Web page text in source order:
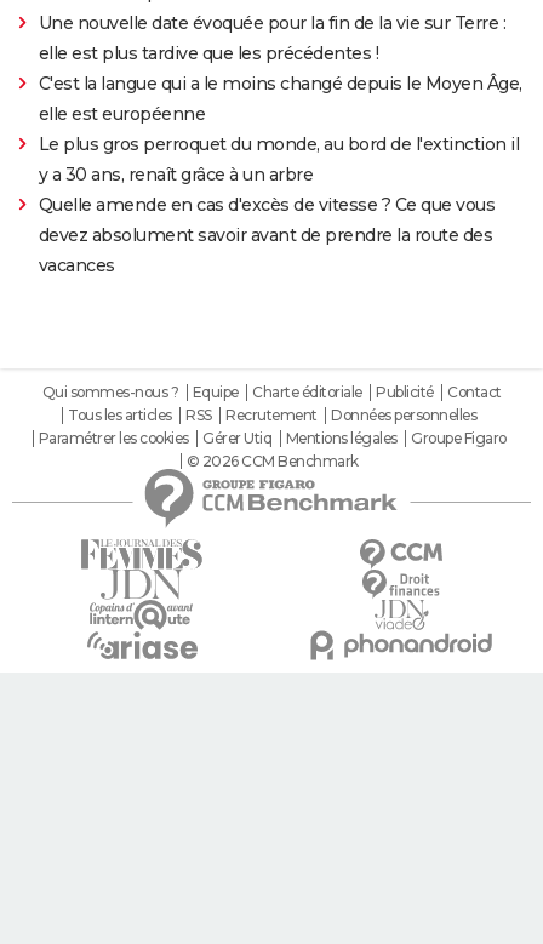
Une nouvelle date évoquée pour la fin de la vie sur Terre :
elle est plus tardive que les précédentes !
C'est la langue qui a le moins changé depuis le Moyen Âge,
elle est européenne
Le plus gros perroquet du monde, au bord de l'extinction il
y a 30 ans, renaît grâce à un arbre
Quelle amende en cas d'excès de vitesse ? Ce que vous
devez absolument savoir avant de prendre la route des
vacances
Qui sommes-nous ? Equipe Charte éditoriale Publicité
Contact
Tous les articles
RSS Recrutement
Données personnelles
Paramétrer les cookies
Gérer Utiq Mentions légales
Groupe Figaro
© 2026 CCM Benchmark